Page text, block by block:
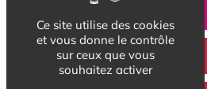
Stage
Ce site utilise des cookies
et vous donne le contrôle
sur ceux que vous
souhaitez activer